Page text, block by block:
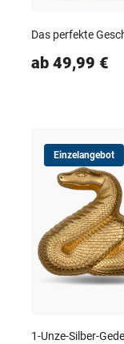
Das perfekte
ab 49,99 €
Einzelangebot
1-Unze-Silber-